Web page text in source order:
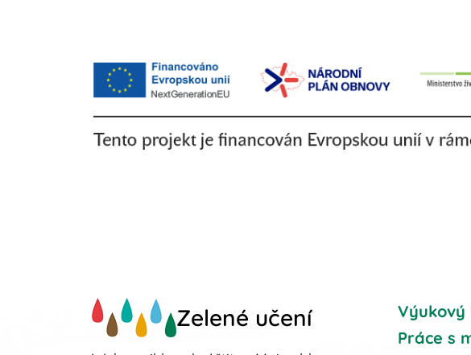
Zelené učení
Práce s